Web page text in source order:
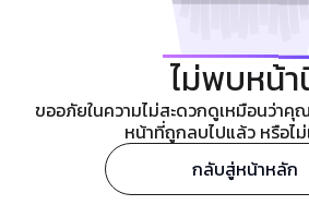
ไม่พบหน้
ขออภัยในความไม่สะดวกดูเหมือนว่าคุ
หน้าที่ถูกลบไปแล้ว หรือไ
กลับสู่หน้าหลัก